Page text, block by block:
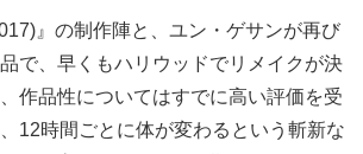
』の制作陣と、ユン・ゲサンが再び
で、早くもハリウッドでリメイクが決
作品性についてはすでに高い評価を受
12時間ごとに体が変わるという斬新な